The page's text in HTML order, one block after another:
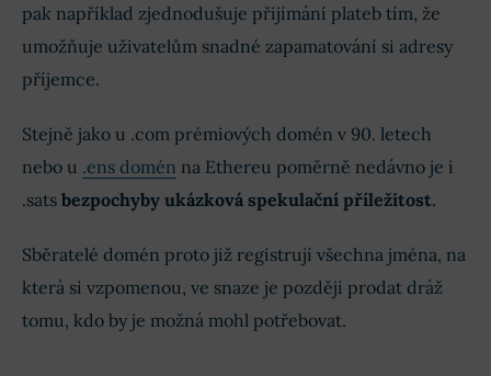
pak například zjednodušuje přijímání plateb tím, že
umožňuje uživatelům snadné zapamatování si adresy
příjemce.
Stejně jako u .com prémiových domén v 90. letech
nebo u .ens domén na Ethereu poměrně nedávno je i
.sats bezpochyby ukázková spekulační příležitost.
Sběratelé domén proto již registrují všechna jména, na
která si vzpomenou, ve snaze je později prodat dráž
tomu, kdo by je možná mohl potřebovat.